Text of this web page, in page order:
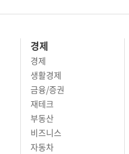
경제
경제
생활경제
금융/증권
재테크
부동산